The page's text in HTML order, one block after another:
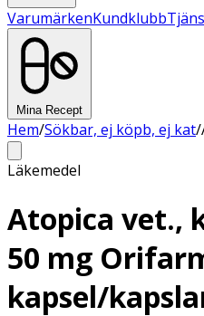
VarumärkenKundklubb
Mina Recept
Hem/Sökbar, ej köpb, ej kat/
Läkemedel
Atopica vet.,
50 mg
kapsel/